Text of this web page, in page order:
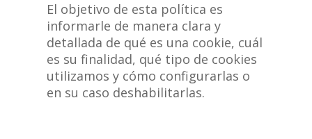
El objetivo de esta política es
informarle de manera clara y
detallada de qué es una cookie, cuál
es su finalidad, qué tipo de cookies
utilizamos y cómo configurarlas o
en su caso deshabilitarlas.